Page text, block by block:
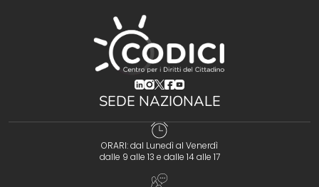
(opens in a new tab)
(opens in a new tab)
(opens in a new tab)
(opens in a new tab)
(opens in a new tab)
SEDE NAZIONALE
ORARI: dal Lunedì al Venerdì
dalle 9 alle 13 e dalle 14 alle 17